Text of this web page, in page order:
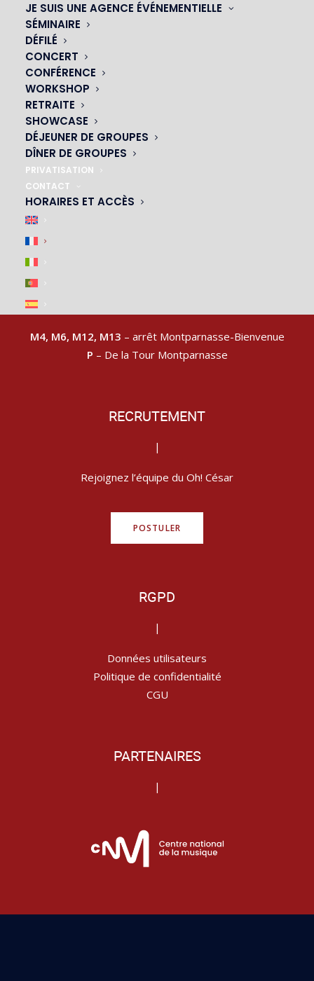
JE SUIS UNE AGENCE ÉVÉNEMENTIELLE
SÉMINAIRE
DÉFILÉ
CONCERT
CONFÉRENCE
WORKSHOP
RETRAITE
SHOWCASE
DÉJEUNER DE GROUPES
DÎNER DE GROUPES
PRIVATISATION
CONTACT
HORAIRES ET ACCÈS
23 avenue du Maine 75015 PARIS
M4, M6, M12, M13 – arrêt Montparnasse-Bienvenue
P – De la Tour Montparnasse
RECRUTEMENT
|
Rejoignez l’équipe du Oh! César
POSTULER
RGPD
|
Données utilisateurs
Politique de confidentialité
CGU
PARTENAIRES
|